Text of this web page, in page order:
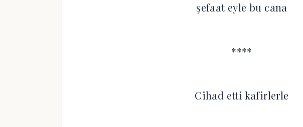
şefaat eyle bu cana
****
Cihad etti kafirlerle